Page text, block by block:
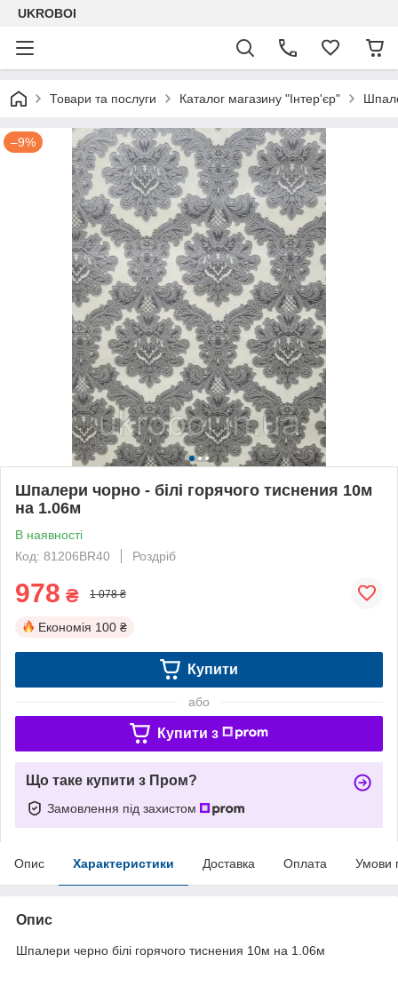
UKROBOI
Товари та послуги Каталог магазину "Інтер'єр"
–9%
Шпалери чорно - білі горячого тиснения 10м
на 1.06м
В наявності
Код: 81206BR40
Роздріб
978 ₴ 1 078 ₴
Економія 100 ₴
Купити
або
Купити з
Що таке купити з Пром?
Замовлення під захистом
Опис Характеристики Доставка Оплата Умови
Опис
Шпалери черно білі горячого тиснения 10м на 1.06м